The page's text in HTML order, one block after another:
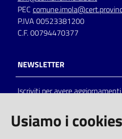
Catalogo
on line
PEC
P.IVA 00523381200
C.F. 00794470377
NEWSLETTER
Iscriviti per avere
Usiamo i cookies